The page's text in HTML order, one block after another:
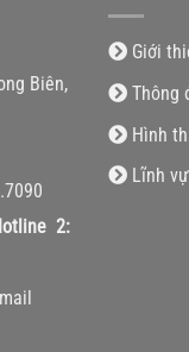
Biên,
2:
Giới
Thông
Hình
Lĩnh